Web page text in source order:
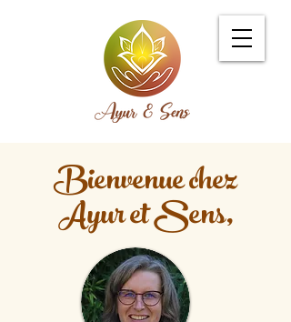
Bienvenue chez
Ayur et Sens,